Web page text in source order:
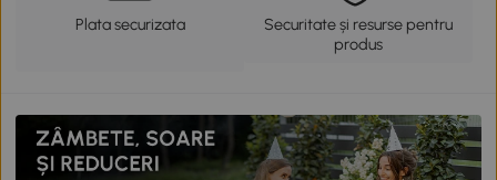
Plata securizata
Securitate și resurse pentru
produs